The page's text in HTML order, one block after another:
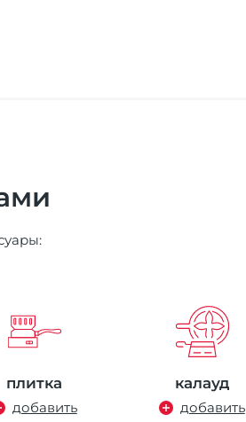
плитка
добавить
калауд
добавить